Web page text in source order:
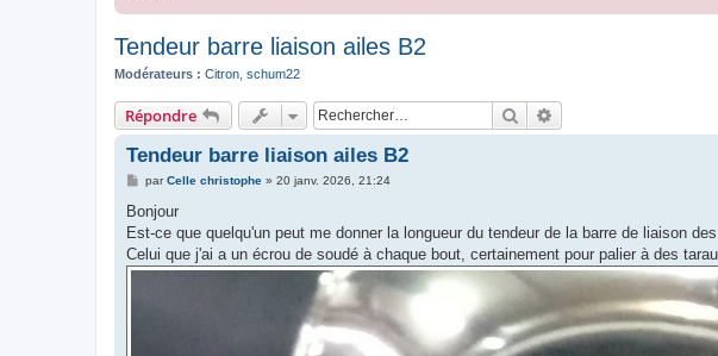
Tendeur barre liaison ailes B2
Modérateurs : Citron schum22
Répondre Rechercher
Tendeur barre liaison ailes B2
M
s
a
g
e
parCelle christophe» 20 janv. 2026, 21:24
Bonjour
Est-ce que quelqu'un peut me donner la longueur du tendeur de la barre de liaison
Celui que j'ai a un écrou de soudé à chaque bout, certainement pour palier à des